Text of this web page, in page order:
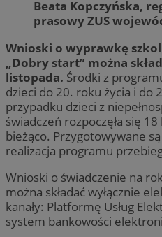
Beata Kopczyńska,
prasowy ZUS
Wnioski o wyprawkę
„Dobry start” można
listopada. Środki z
dzieci do 20. roku życia i do
przypadku dzieci z
świadczeń rozpoczęła się
bieżąco. Przygotowywane
realizacja programu
Wnioski o świadczenie na
można składać wyłącznie
kanały: Platformę Usług
system bankowości